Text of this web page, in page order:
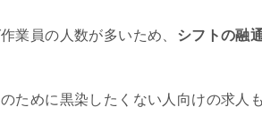
業員の人数が多いため、 シフトの融
ために黒染したくない人向けの求人